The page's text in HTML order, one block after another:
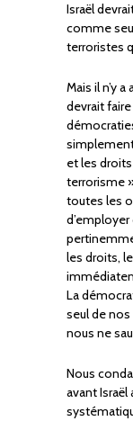
Israël
comme
terroristes
Mais il n’y
devrait
et les
terrorisme
toutes les
les droits,
La
seul de nos
nous ne
Nous
avant